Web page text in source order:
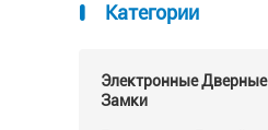
Категории
Электронные Дверные
Замки